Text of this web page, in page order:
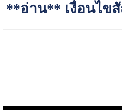
**อ่าน** เงื่อนไข